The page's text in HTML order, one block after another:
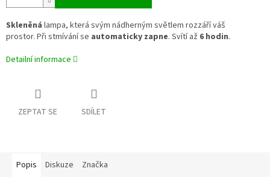
Skleněná lampa, která svým nádherným světlem rozzáří váš
prostor. Při stmívání se automaticky zapne. Svítí až 6 hodin.
Detailní informace
ZEPTAT SE SDÍLET
Popis Diskuze Značka